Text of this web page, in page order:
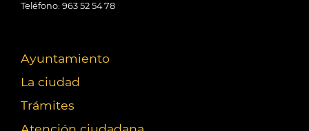
Teléfono: 963 52 54 78
Ayuntamiento
La ciudad
Trámites